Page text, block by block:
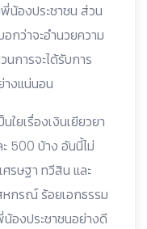
น้องประชาชน ส่วน
กว่าจะอำนวยความ
การจะได้รับการ
างแน่นอน
ใยเรื่องเงินเยียวยา
ะ 500 บ้าง อันนี้ไม่
รษฐา ทวีสิน และ
หกรณ์ ร้อยเอกธรรม
องประชาชนอย่างดี